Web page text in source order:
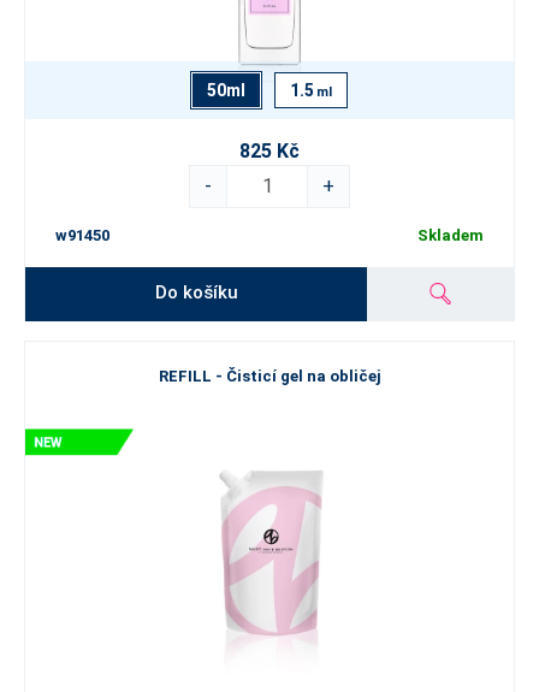
50ml 1.5 ml
825 Kč
-
+
w91450 Skladem
Do košíku
REFILL - Čisticí gel na obličej